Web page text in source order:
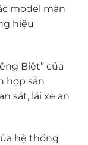
model màn
hiệu
Biệt” của
hợp sẵn
sát, lái xe an
hệ thống